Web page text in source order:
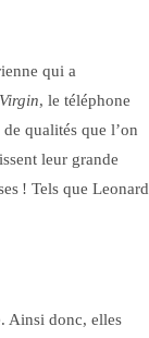
qui a
Virgin, le téléphone
qualités que l’on
leur grande
! Tels que Leonard
Ainsi donc, elles